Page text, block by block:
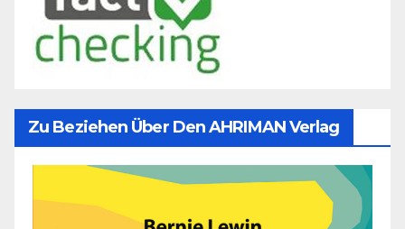
Zu Beziehen Über Den AHRIMAN Verlag